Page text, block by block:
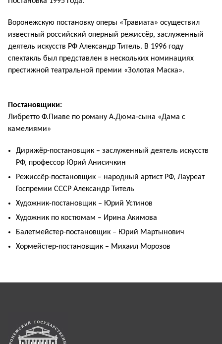
Воронежскую постановку оперы «Травиата» осуществил
известный российский оперный режиссёр, заслуженный
деятель искусств РФ Александр Титель. В 1996 году
спектакль был представлен в нескольких номинациях
престижной театральной премии «Золотая Маска».
Постановщики:
Либретто Ф.Пиаве по роману А.Дюма-сына «Дама с
камелиями»
Дирижёр-постановщик – заслуженный деятель искусств
РФ, профессор Юрий Анисичкин
Режиссёр-постановщик – народный артист РФ, Лауреат
Госпремии СССР Александр Титель
Художник-постановщик – Юрий Устинов
Художник по костюмам – Ирина Акимова
Балетмейстер-постановщик – Юрий Мартынович
Хормейстер-постановщик – Михаил Морозов